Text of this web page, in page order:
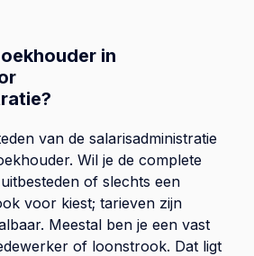
in
van de salarisadministratie
Wil je de complete
of slechts een
voor kiest; tarieven zijn
Meestal ben je een vast
of loonstrook. Dat ligt